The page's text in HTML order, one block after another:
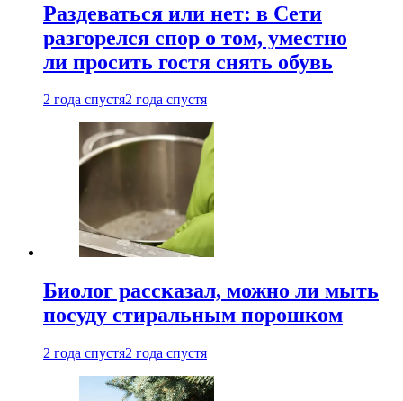
Раздеваться или нет: в Сети
разгорелся спор о том, уместно
ли просить гостя снять обувь
2 года спустя2 года спустя
Биолог рассказал, можно ли мыть
посуду стиральным порошком
2 года спустя2 года спустя